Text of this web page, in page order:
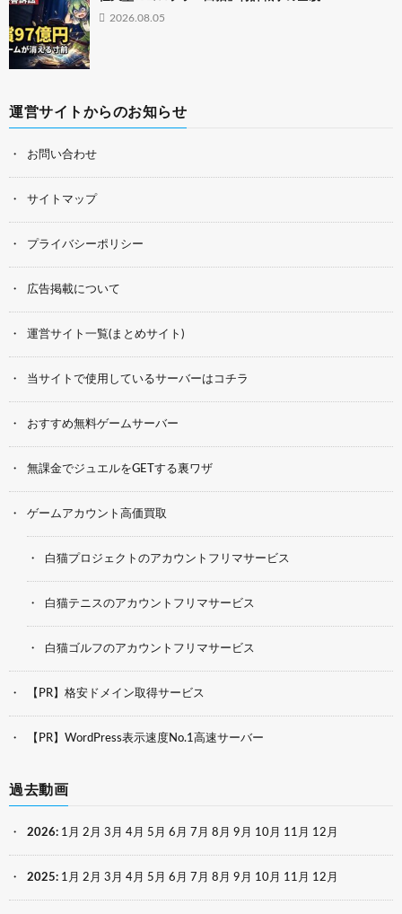
2026.08.05
運営サイトからのお知らせ
お問い合わせ
サイトマップ
プライバシーポリシー
広告掲載について
運営サイト一覧(まとめサイト)
当サイトで使用しているサーバーはコチラ
おすすめ無料ゲームサーバー
無課金でジュエルをGETする裏ワザ
ゲームアカウント高価買取
白猫プロジェクトのアカウントフリマサービス
白猫テニスのアカウントフリマサービス
白猫ゴルフのアカウントフリマサービス
【PR】格安ドメイン取得サービス
【PR】WordPress表示速度No.1高速サーバー
過去動画
2026: 1月 2月 3月 4月 5月 6月 7月 8月 9月 10月 11月 12月
2025: 1月 2月 3月 4月 5月 6月 7月 8月 9月 10月 11月 12月